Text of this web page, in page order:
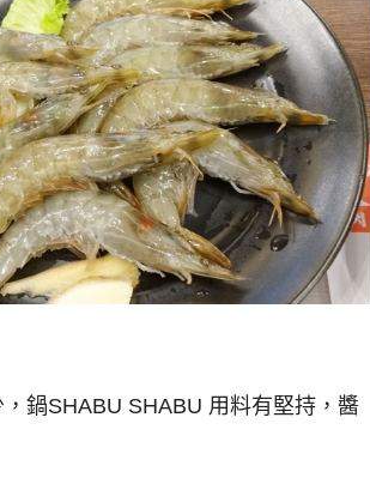
鍋SHABU SHABU 用料有堅持，醬